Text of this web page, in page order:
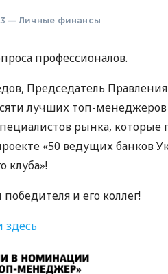
— Личные финансы
профессионалов.
Председатель
лучших топ-менеджеров
рынка, которые
«50 ведущих банков
клуба»!
и его коллег!
здесь